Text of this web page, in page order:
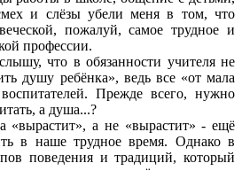
и слёзы убели меня в том, что
пожалуй, самое трудное и
профессии.
что в обязанности учителя не
душу ребёнка», ведь все «от мала
Прежде всего, нужно
а душа...?
а не «вырастит» - ещё
в наше трудное время. Однако в
поведения и традиций, который